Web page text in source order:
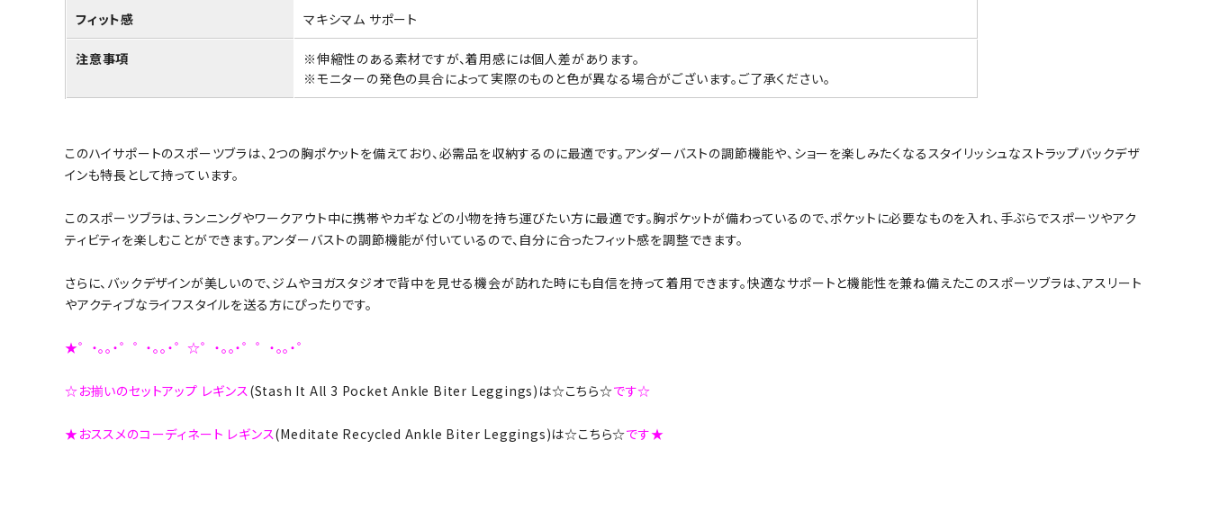
フィット感 マキシマム サポート
注意事項
※伸縮性のある素材ですが、着用感には個人差があります。
※モニターの発色の具合によって実際のものと色が異なる場合がございます。ご了承ください。
このハイサポートのスポーツブラは、2つの胸ポケットを備えており、必需品を収納するのに最適です。アンダーバストの調節機能や、ショーを楽しみたくなるスタイリッシュなストラップバックデザ
インも特長として持っています。
このスポーツブラは、ランニングやワークアウト中に携帯やカギなどの小物を持ち運びたい方に最適です。胸ポケットが備わっているので、ポケットに必要なものを入れ、手ぶらでスポーツやアク
ティビティを楽しむことができます。アンダーバストの調節機能が付いているので、自分に合ったフィット感を調整できます。
さらに、バックデザインが美しいので、ジムやヨガスタジオで背中を見せる機会が訪れた時にも自信を持って着用できます。快適なサポートと機能性を兼ね備えたこのスポーツブラは、アスリート
やアクティブなライフスタイルを送る方にぴったりです。
★゜・。。・゜゜・。。・゜☆゜・。。・゜゜・。。・゜
☆お揃いのセットアップ レギンス (Stash It All 3 Pocket Ankle Biter Leggings)は☆こちら☆です☆
★おススメのコーディネート レギンス(Meditate Recycled Ankle Biter Leggings)は☆こちら☆です★